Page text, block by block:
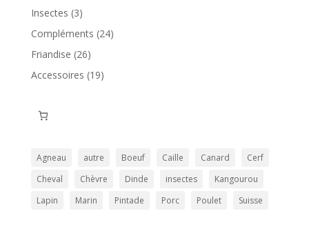
produits
Insectes 33
produits
Compléments 2424
Friandise 2626
produits
Accessoires 1919
Agneau autre Boeuf Caille Canard
Cerf
Cheval
Chèvre Dinde insectes
Kangourou
Lapin
Marin Pintade Porc Poulet Suisse